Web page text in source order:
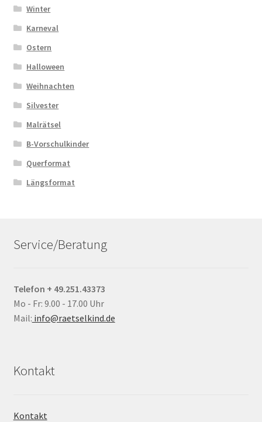
Winter
Karneval
Ostern
Halloween
Weihnachten
Silvester
Malrätsel
B-Vorschulkinder
Querformat
Längsformat
Service/Beratung
Telefon + 49.251.43373
Mo - Fr: 9.00 - 17.00 Uhr
Mail: info@raetselkind.de
Kontakt
Kontakt